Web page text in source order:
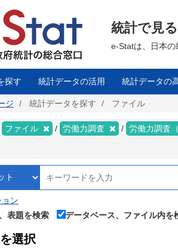
統計で見
e-Statは、日本
探す 統計データの活用 統計データの
ジ 統計データを探す ファイル
ファイル 労働力調査 労働力調査
ン
表題を検索
データベース、ファイル内を
選択